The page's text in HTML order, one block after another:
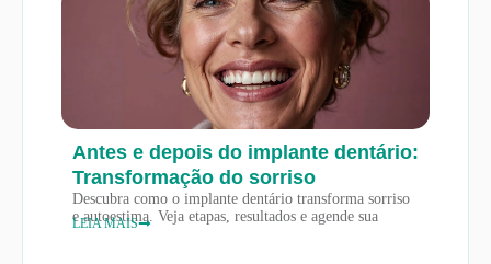
Antes e depois do implante dentário:
Transformação do sorriso
Descubra como o implante dentário transforma sorriso
e autoestima. Veja etapas, resultados e agende sua
LEIA MAIS